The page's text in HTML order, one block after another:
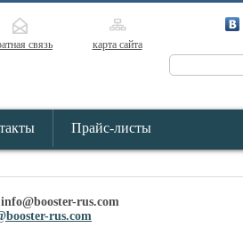
связь карта сайта
Прайс-листы
rus.com
rus.com